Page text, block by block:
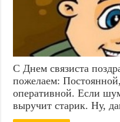
С Днем связиста
пожелаем:
оперативной. Если
выручит старик. Ну,